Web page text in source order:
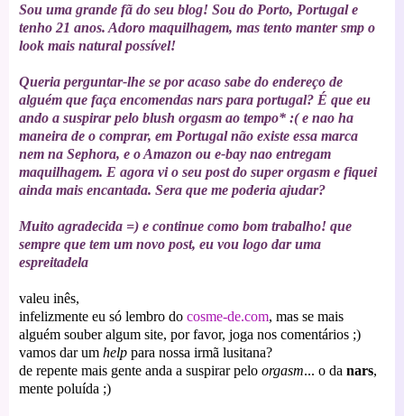
Sou uma grande fã do seu blog! Sou do Porto, Portugal e
tenho 21 anos. Adoro maquilhagem, mas tento manter smp o
look mais natural possível!
Queria perguntar-lhe se por acaso sabe do endereço de
alguém que faça encomendas nars para portugal? É que eu
ando a suspirar pelo blush orgasm ao tempo* :( e nao ha
maneira de o comprar, em Portugal não existe essa marca
nem na Sephora, e o Amazon ou e-bay nao entregam
maquilhagem. E agora vi o seu post do super orgasm e fiquei
ainda mais encantada. Sera que me poderia ajudar?
Muito agradecida =) e continue como bom trabalho! que
sempre que tem um novo post, eu vou logo dar uma
espreitadela
valeu inês,
infelizmente eu só lembro do cosme-de.com, mas se mais
alguém souber algum site, por favor, joga nos comentários ;)
vamos dar um help para nossa irmã lusitana?
de repente mais gente anda a suspirar pelo orgasm... o da nars,
mente poluída ;)